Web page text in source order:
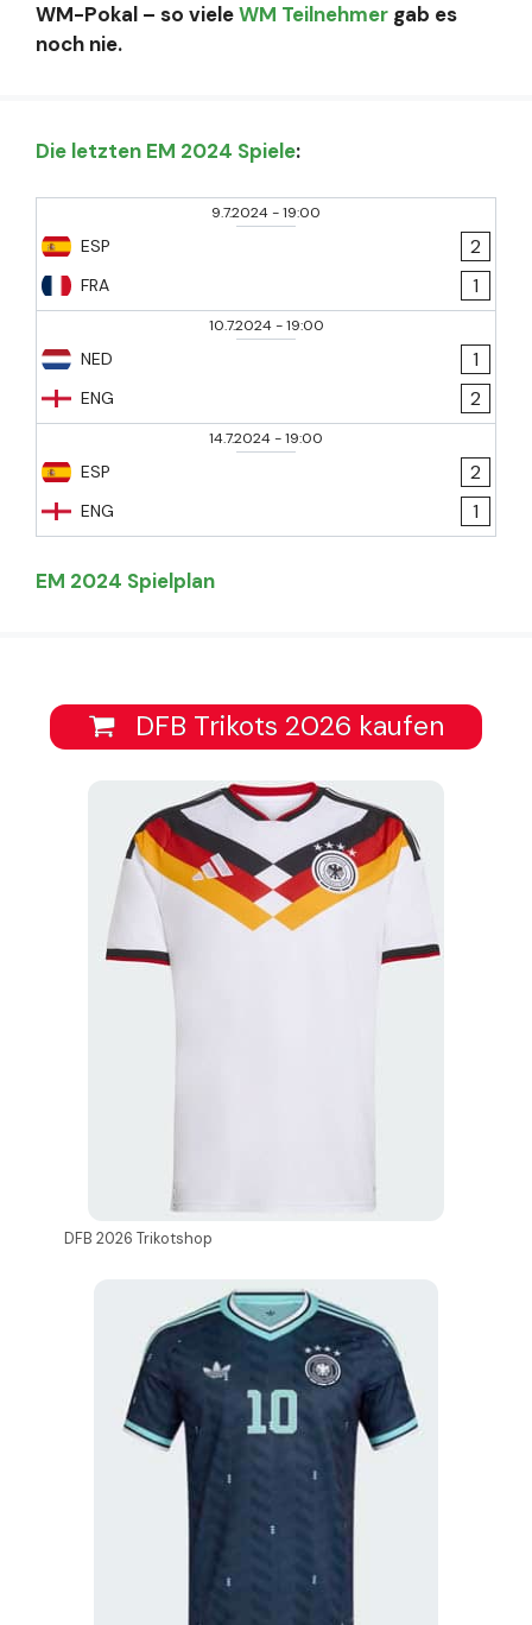
WM-Pokal – so vieleWM Teilnehmer gab es
noch nie.
Die letzten EM 2024 Spiele:
9.7.2024-19:00
ESP
FRA
2
1
10.7.2024-19:00
NED
ENG
1
2
14.7.2024-19:00
ESP
ENG
2
1
EM 2024 Spielplan
DFB Trikots 2026 kaufen
DFB 2026 Trikotshop